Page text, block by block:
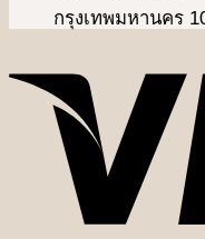
กรุงเทพมหานคร